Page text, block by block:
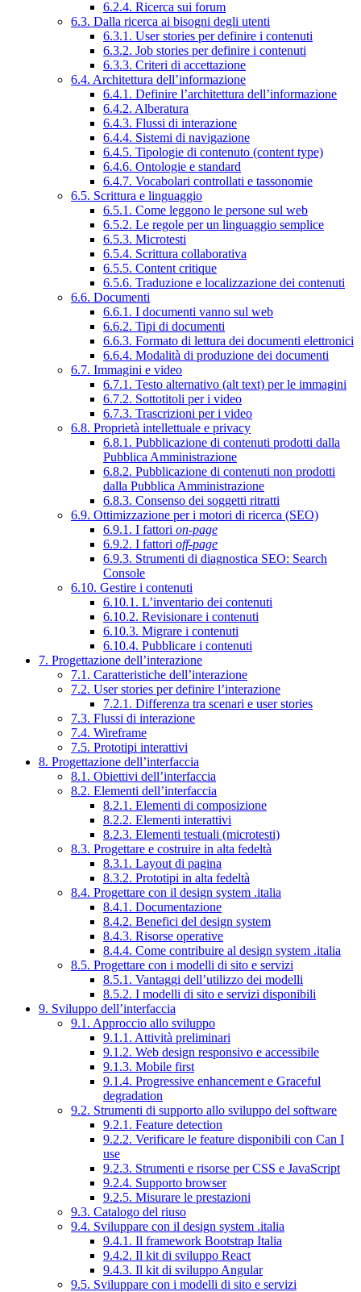
6.2.4. Ricerca sui forum
6.3. Dalla ricerca ai bisogni degli utenti
6.3.1. User stories per definire i contenuti
6.3.2. Job stories per definire i contenuti
6.3.3. Criteri di accettazione
6.4. Architettura dell’informazione
6.4.1. Definire l’architettura dell’informazione
6.4.2. Alberatura
6.4.3. Flussi di interazione
6.4.4. Sistemi di navigazione
6.4.5. Tipologie di contenuto (content type)
6.4.6. Ontologie e standard
6.4.7. Vocabolari controllati e tassonomie
6.5. Scrittura e linguaggio
6.5.1. Come leggono le persone sul web
6.5.2. Le regole per un linguaggio semplice
6.5.3. Microtesti
6.5.4. Scrittura collaborativa
6.5.5. Content critique
6.5.6. Traduzione e localizzazione dei contenuti
6.6. Documenti
6.6.1. I documenti vanno sul web
6.6.2. Tipi di documenti
6.6.3. Formato di lettura dei documenti elettronici
6.6.4. Modalità di produzione dei documenti
6.7. Immagini e video
6.7.1. Testo alternativo (alt text) per le immagini
6.7.2. Sottotitoli per i video
6.7.3. Trascrizioni per i video
6.8. Proprietà intellettuale e privacy
6.8.1. Pubblicazione di contenuti prodotti dalla
Pubblica Amministrazione
6.8.2. Pubblicazione di contenuti non prodotti
dalla Pubblica Amministrazione
6.8.3. Consenso dei soggetti ritratti
6.9. Ottimizzazione per i motori di ricerca (SEO)
6.9.1. I fattori on-page
6.9.2. I fattori off-page
6.9.3. Strumenti di diagnostica SEO: Search
Console
6.10. Gestire i contenuti
6.10.1. L’inventario dei contenuti
6.10.2. Revisionare i contenuti
6.10.3. Migrare i contenuti
6.10.4. Pubblicare i contenuti
7. Progettazione dell’interazione
7.1. Caratteristiche dell’interazione
7.2. User stories per definire l’interazione
7.2.1. Differenza tra scenari e user stories
7.3. Flussi di interazione
7.4. Wireframe
7.5. Prototipi interattivi
8. Progettazione dell’interfaccia
8.1. Obiettivi dell’interfaccia
8.2. Elementi dell’interfaccia
8.2.1. Elementi di composizione
8.2.2. Elementi interattivi
8.2.3. Elementi testuali (microtesti)
8.3. Progettare e costruire in alta fedeltà
8.3.1. Layout di pagina
8.3.2. Prototipi in alta fedeltà
8.4. Progettare con il design system .italia
8.4.1. Documentazione
8.4.2. Benefici del design system
8.4.3. Risorse operative
8.4.4. Come contribuire al design system .italia
8.5. Progettare con i modelli di sito e servizi
8.5.1. Vantaggi dell’utilizzo dei modelli
8.5.2. I modelli di sito e servizi disponibili
9. Sviluppo dell’interfaccia
9.1. Approccio allo sviluppo
9.1.1. Attività preliminari
9.1.2. Web design responsivo e accessibile
9.1.3. Mobile first
9.1.4. Progressive enhancement e Graceful
degradation
9.2. Strumenti di supporto allo sviluppo del software
9.2.1. Feature detection
9.2.2. Verificare le feature disponibili con Can I
use
9.2.3. Strumenti e risorse per CSS e JavaScript
9.2.4. Supporto browser
9.2.5. Misurare le prestazioni
9.3. Catalogo del riuso
9.4. Sviluppare con il design system .italia
9.4.1. Il framework Bootstrap Italia
9.4.2. Il kit di sviluppo React
9.4.3. Il kit di sviluppo Angular
9.5. Sviluppare con i modelli di sito e servizi